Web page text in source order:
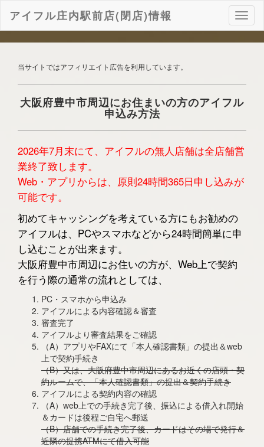
ナ
ビ
ゲ
ン
アイフル庄内駅前店(閉店)情報
当サイトではアフィリエイト広告を利用しています。
大阪府豊中市周辺にお住まいの方のアイフル
申込み方法
2026年7月末にて、アイフルの無人店舗は全店舗営
業終了致します。
Web・アプリからは、原則24時間365日申し込みが
可能です。
初めてキャッシングを考えている方にもお勧めの
アイフルは、PCやスマホなどから24時間簡単に申
し込むことが出来ます。
大阪府豊中市周辺にお住いの方が、Web上で契約
を行う際の通常の流れとしては、
PC・スマホから申込み
アイフルによる内容確認＆審査
審査完了
アイフルより審査結果をご確認
（A）アプリやFAXにて「本人確認書類」の提出＆web
上で契約手続き
（B）又は、大阪府豊中市周辺にあるお近くの店頭・契
約ルームで、「本人確認書類」の提出＆契約手続き
アイフルによる契約内容の確認
（A）web上での手続き完了後、振込による借入れ開始
＆カードは後程ご自宅へ郵送
（B）店舗での手続き完了後、カードはその場で発行＆
近隣の提携ATMにて借入可能